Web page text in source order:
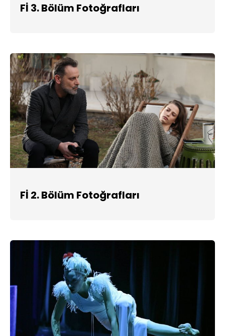
Fİ 3. Bölüm Fotoğrafları
Fİ 2. Bölüm Fotoğrafları